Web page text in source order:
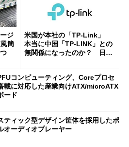
ジ
簡
米国が本社の「TP-Link」
本当に中国「TP-LINK」との
無関係になったのか？ 日本
コンピューティング、Coreプロセ
載に対応した産業向けATX/microATX
ード
ティック型デザイン筐体を採用したポ
オーディオプレーヤー